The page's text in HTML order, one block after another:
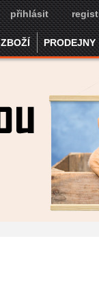
přihlásit
ZBOŽÍ PRODEJNY